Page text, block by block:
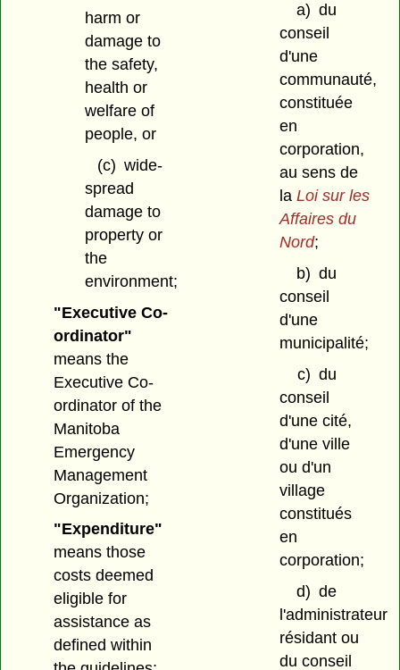
harm or
damage to
the safety,
health or
welfare of
people, or
(c) wide-
spread
damage to
property or
the
environment;
"Executive Co-
ordinator"
means the
Executive Co-
ordinator of the
Manitoba
Emergency
Management
Organization;
"Expenditure"
means those
costs deemed
eligible for
assistance as
defined within
a) du
conseil
d'une
communauté,
constituée
en
corporation,
au sens de
la Loi sur les
Affaires du
Nord;
b) du
conseil
d'une
municipalité;
c) du
conseil
d'une cité,
d'une ville
ou d'un
village
constitués
en
corporation;
d) de
l'administrateur
résidant ou
du conseil